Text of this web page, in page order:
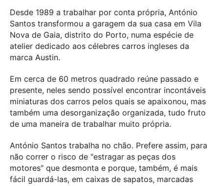
Desde 1989 a trabalhar por conta própria, António
Santos transformou a garagem da sua casa em Vila
Nova de Gaia, distrito do Porto, numa espécie de
atelier dedicado aos célebres carros ingleses da
marca Austin.
Em cerca de 60 metros quadrado reúne passado e
presente, neles sendo possível encontrar incontáveis
miniaturas dos carros pelos quais se apaixonou, mas
também uma desorganização organizada, tudo fruto
de uma maneira de trabalhar muito própria.
António Santos trabalha no chão. Prefere assim, para
não correr o risco de "estragar as peças dos
motores" que desmonta e porque, também, é mais
fácil guardá-las, em caixas de sapatos, marcadas